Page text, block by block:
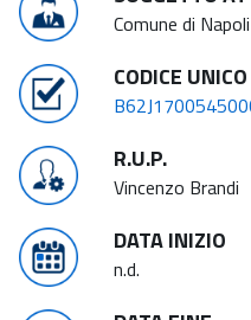
Comune di Napoli
CODICE
R.U.P.
Vincenzo Brandi
DATA INIZIO
n.d.